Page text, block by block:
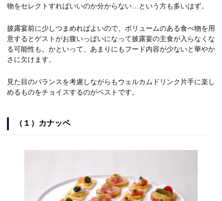
物をセレクトすればいいのか分からない…という方も多いはず。
披露宴前に少しつまめればよいので、ボリュームのある食べ物を用
意するとゲストがお腹いっぱいになって披露宴の主食が入らなくな
る可能性も。かといって、あまりにもフード内容が少ないと華やか
さに欠けます。
見た目のバランスを考慮しながらもウェルカムドリンク片手に楽し
めるものをチョイスするのがベストです。
（１）カナッペ